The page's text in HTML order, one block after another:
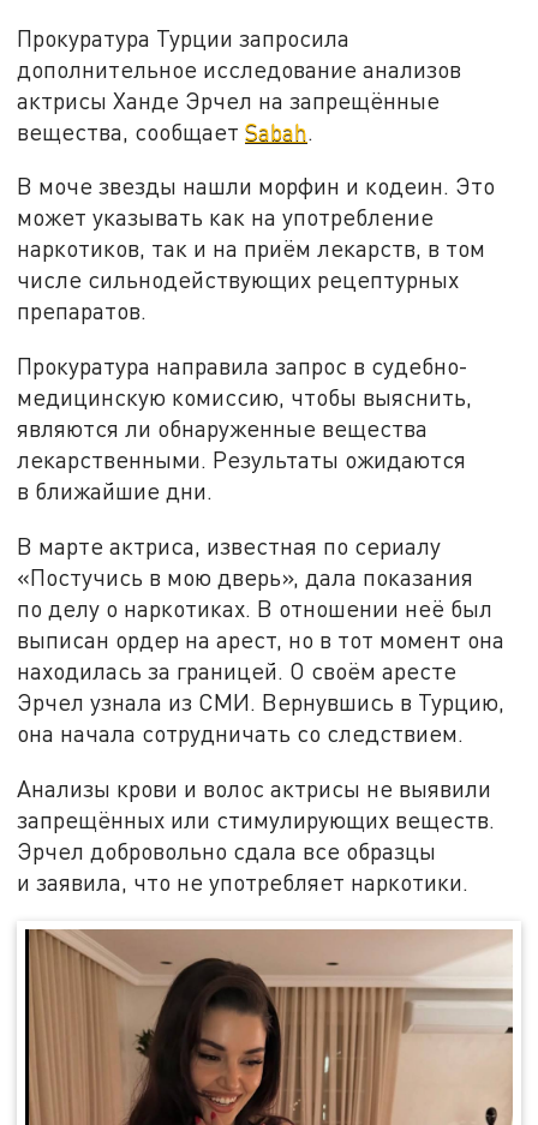
Прокуратура Турции запросила
дополнительное исследование анализов
актрисы Ханде Эрчел на запрещённые
вещества, сообщаетSabah.
В моче звезды нашли морфин и кодеин. Это
может указывать как на употребление
наркотиков, так и на приём лекарств, в том
числе сильнодействующих рецептурных
препаратов.
Прокуратура направила запрос в судебно-
медицинскую комиссию, чтобы выяснить,
являются ли обнаруженные вещества
лекарственными. Результаты ожидаются
в ближайшие дни.
В марте актриса, известная по сериалу
«Постучись в мою дверь», дала показания
по делу о наркотиках. В отношении неё был
выписан ордер на арест, но в тот момент она
находилась за границей. О своём аресте
Эрчел узнала из СМИ. Вернувшись в Турцию,
она начала сотрудничать со следствием.
Анализы крови и волос актрисы не выявили
запрещённых или стимулирующих веществ.
Эрчел добровольно сдала все образцы
и заявила, что не употребляет наркотики.